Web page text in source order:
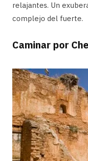
relajantes. Un
complejo del fuerte.
Caminar por